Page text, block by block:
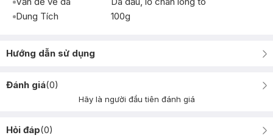
Dung Tích
100g
Hướng dẫn sử dụng
Đánh giá(0)
Hãy là người đầu tiên đánh giá
Hỏi đáp(0)